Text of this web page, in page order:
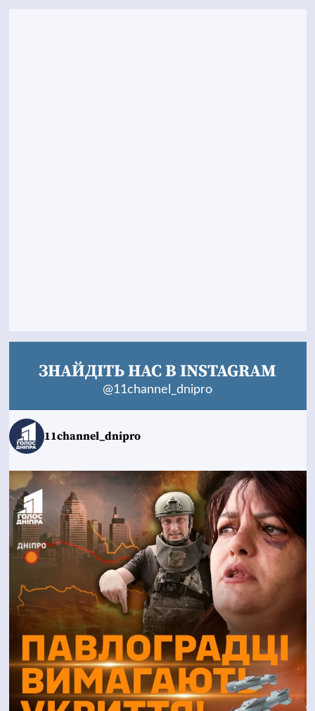
ЗНАЙДІТЬ НАС В INSTAGRAM
@11channel_dnipro
11channel_dnipro